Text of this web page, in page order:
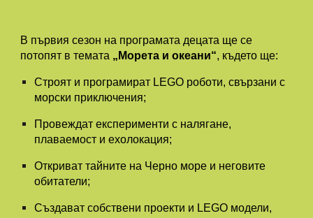
В първия сезон на програмата децата ще се
потопят в темата „Морета и океани“, където ще:
Строят и програмират LEGO роботи, свързани с
морски приключения;
Провеждат експерименти с налягане,
плаваемост и ехолокация;
Откриват тайните на Черно море и неговите
обитатели;
Създават собствени проекти и LEGO модели,